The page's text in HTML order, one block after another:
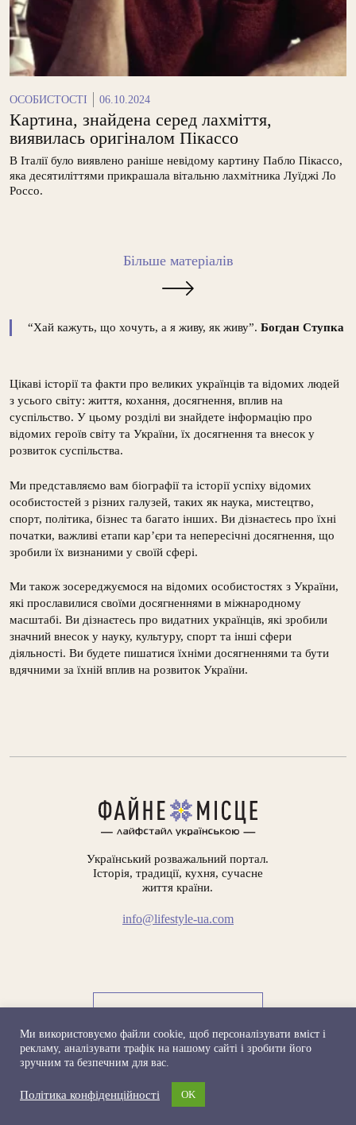
ОСОБИСТОСТІ 06.10.2024
Картина, знайдена серед лахміття,
виявилась оригіналом Пікассо
В Італії було виявлено раніше невідому картину Пабло Пікассо,
яка десятиліттями прикрашала вітальню лахмітника Луїджі Ло
Россо.
Більше матеріалів
“Хай кажуть, що хочуть, а я живу, як живу”. Богдан Ступка
Цікаві історії та факти про великих українців та відомих людей
з усього світу: життя, кохання, досягнення, вплив на
суспільство. У цьому розділі ви знайдете інформацію про
відомих героїв світу та України, їх досягнення та внесок у
розвиток суспільства.
Ми представляємо вам біографії та історії успіху відомих
особистостей з різних галузей, таких як наука, мистецтво,
спорт, політика, бізнес та багато інших. Ви дізнаєтесь про їхні
початки, важливі етапи кар’єри та непересічні досягнення, що
зробили їх визнаними у своїй сфері.
Ми також зосереджуємося на відомих особистостях з України,
які прославилися своїми досягненнями в міжнародному
масштабі. Ви дізнаєтесь про видатних українців, які зробили
значний внесок у науку, культуру, спорт та інші сфери
діяльності. Ви будете пишатися їхніми досягненнями та бути
вдячними за їхній вплив на розвиток України.
Український розважальний портал.
Історія, традиції, кухня, сучасне
життя країни.
info@lifestyle-ua.com
Політика конфіденційності
© 2022. ФАЙНЕ МІСЦЕ. ОНЛАЙН-ЖУРНАЛ. УСІ ПРАВА
Ми використовуємо файли сookie, щоб персоналізувати вміст і
рекламу, аналізувати трафік на нашому сайті і зробити його
зручним та безпечним для вас.
Політика конфіденційності OK